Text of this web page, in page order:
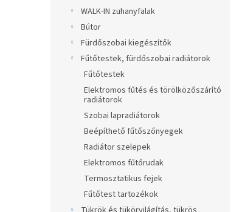
WALK-IN zuhanyfalak
Bútor
Fürdőszobai kiegészítők
Fűtőtestek, fürdőszobai radiátorok
Fűtőtestek
Elektromos fűtés és törölközőszárító
radiátorok
Szobai lapradiátorok
Beépíthető fűtőszőnyegek
Radiátor szelepek
Elektromos fűtőrudak
Termosztatikus fejek
Fűtőtest tartozékok